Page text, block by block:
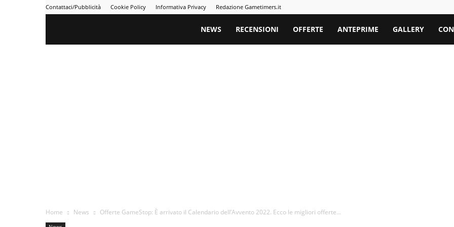
Contattaci/Pubblicità Cookie Policy Informativa Privacy Redazione Gametimers.it
Gametimers
NEWS RECENSIONI OFFERTE ANTEPRIME GALLERY
Home News Offerte GameStop: È arrivato il Calendario dell’Avvento 2022. Ecco le migliori offerte...